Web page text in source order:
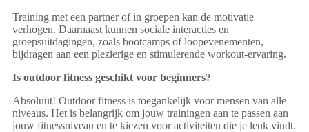
Training met een partner of in groepen kan de motivatie
verhogen. Daarnaast kunnen sociale interacties en
groepsuitdagingen, zoals bootcamps of loopevenementen,
bijdragen aan een plezierige en stimulerende workout-ervaring.
Is outdoor fitness geschikt voor beginners?
Absoluut! Outdoor fitness is toegankelijk voor mensen van alle
niveaus. Het is belangrijk om jouw trainingen aan te passen aan
jouw fitnessniveau en te kiezen voor activiteiten die je leuk vindt.